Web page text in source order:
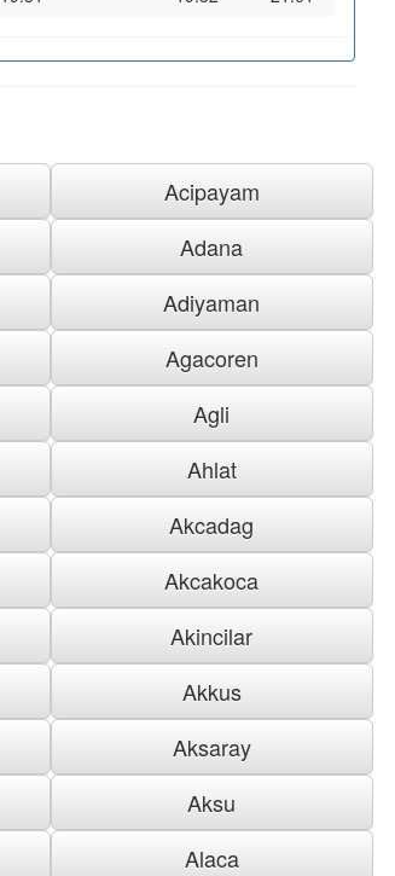
Acipayam
Adana
Adiyaman
Agacoren
Agli
Ahlat
Akcadag
Akcakoca
Akincilar
Akkus
Aksaray
Aksu
Alaca